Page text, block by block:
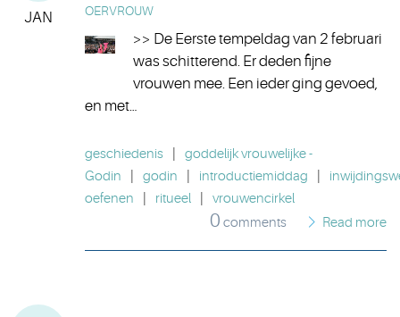
JAN OERVROUW
>> De Eerste tempeldag van 2 februari
was schitterend. Er deden fijne
vrouwen mee. Een ieder ging gevoed,
en met…
geschiedenis
goddelijk vrouwelijke -
Godin
godin introductiemiddag
oefenen
ritueel vrouwencirkel
0 comments Read more